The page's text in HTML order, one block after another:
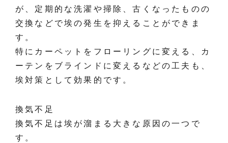
が、定期的な洗濯や掃除、古くなったものの
交換などで埃の発生を抑えることができま
す。
特にカーペットをフローリングに変える、カ
ーテンをブラインドに変えるなどの工夫も、
埃対策として効果的です。
換気不足
換気不足は埃が溜まる大きな原因の一つで
す。